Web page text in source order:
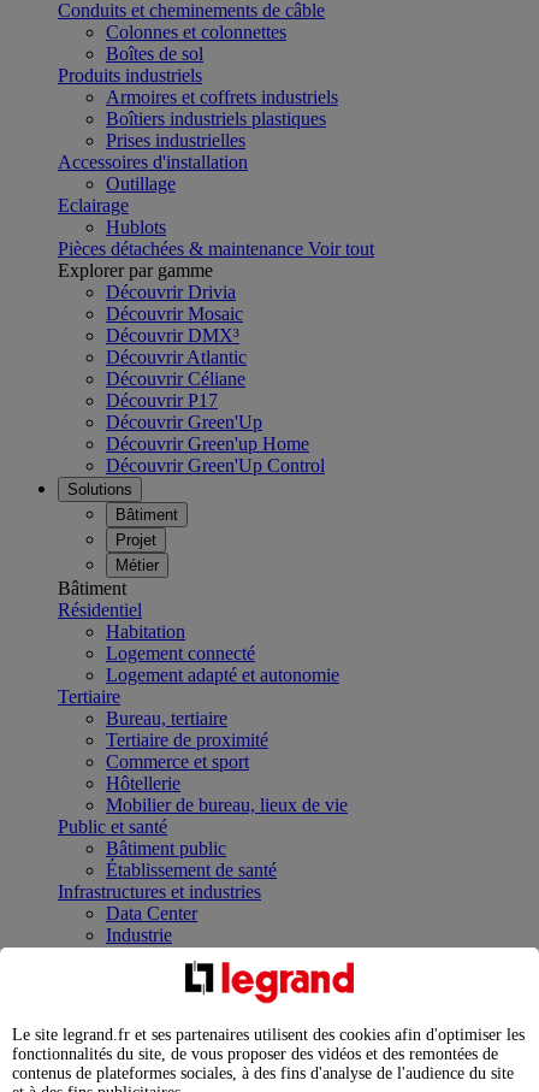
Conduits et cheminements de câble
Colonnes et colonnettes
Boîtes de sol
Produits industriels
Armoires et coffrets industriels
Boîtiers industriels plastiques
Prises industrielles
Accessoires d'installation
Outillage
Eclairage
Hublots
Pièces détachées & maintenance Voir tout
Explorer par gamme
Découvrir Drivia
Découvrir Mosaic
Découvrir DMX³
Découvrir Atlantic
Découvrir Céliane
Découvrir P17
Découvrir Green'Up
Découvrir Green'up Home
Découvrir Green'Up Control
Solutions
Bâtiment
Projet
Métier
Bâtiment
Résidentiel
Habitation
Logement connecté
Logement adapté et autonomie
Tertiaire
Bureau, tertiaire
Tertiaire de proximité
Commerce et sport
Hôtellerie
Mobilier de bureau, lieux de vie
Public et santé
Bâtiment public
Établissement de santé
Infrastructures et industries
Data Center
Industrie
Infrastructures
Contrôler et planifier le fonctionnement des appareils
Répartir et optimiser son tableau électrique
Legrand Data Center Solutions : concentrer les
expertises au service de vos performances
Le site legrand.fr et ses partenaires utilisent des cookies afin d'optimiser les
fonctionnalités du site, de vous proposer des vidéos et des remontées de
contenus de plateformes sociales, à des fins d'analyse de l'audience du site